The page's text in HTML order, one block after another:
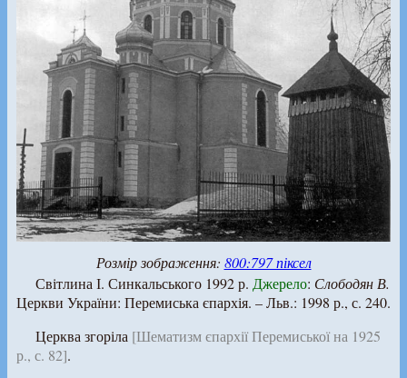
Розмір зображення: 800:797 піксел
Світлина І. Синкальського 1992 р. Джерело: Слободян В.
Церкви України: Перемиська єпархія. – Льв.: 1998 р., с. 240.
Церква згоріла [Шематизм єпархії Перемиської на 1925
р., с. 82].